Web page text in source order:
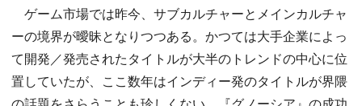
ゲーム市場では昨今、サブカルチャーとメインカルチャ
ーの境界が曖昧となりつつある。かつては大手企業によっ
て開発／発売されたタイトルが大半のトレンドの中心に位
置していたが、ここ数年はインディー発のタイトルが界隈